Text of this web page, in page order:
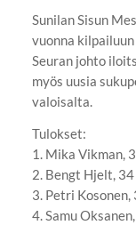
Sunilan Sisun
vuonna
Seuran johto
myös uusia
valoisalta.
Tulokset:
1. Mika Vikman,
2. ⁠Bengt Hjelt, 34
3. ⁠Petri Kosonen,
4. ⁠Samu